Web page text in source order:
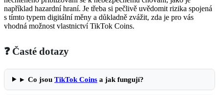
například hazardní hraní. Je třeba si pečlivě uvědomit rizika spojená
s tímto typem digitální měny a důkladně zvážit, zda je pro vás
vhodná možnost vlastnictví TikTok Coins.
❓ Časté dotazy
▸ Co jsouTikTok Coins a jak fungují?